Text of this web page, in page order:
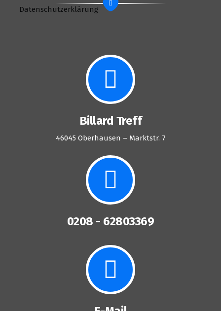
Datenschutzerklärung
Billard Treff
46045 Oberhausen – Marktstr. 7
0208 - 62803369